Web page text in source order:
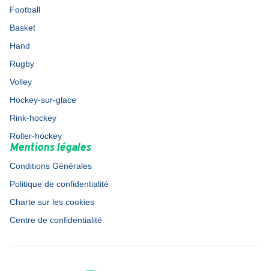
Football
Basket
Hand
Rugby
Volley
Hockey-sur-glace
Rink-hockey
Roller-hockey
Mentions légales
Conditions Générales
Politique de confidentialité
Charte sur les cookies
Centre de confidentialité